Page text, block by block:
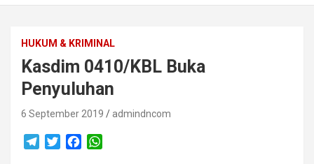
HUKUM & KRIMINAL
Kasdim 0410/KBL Buka
Penyuluhan
6 September 2019 admindncom